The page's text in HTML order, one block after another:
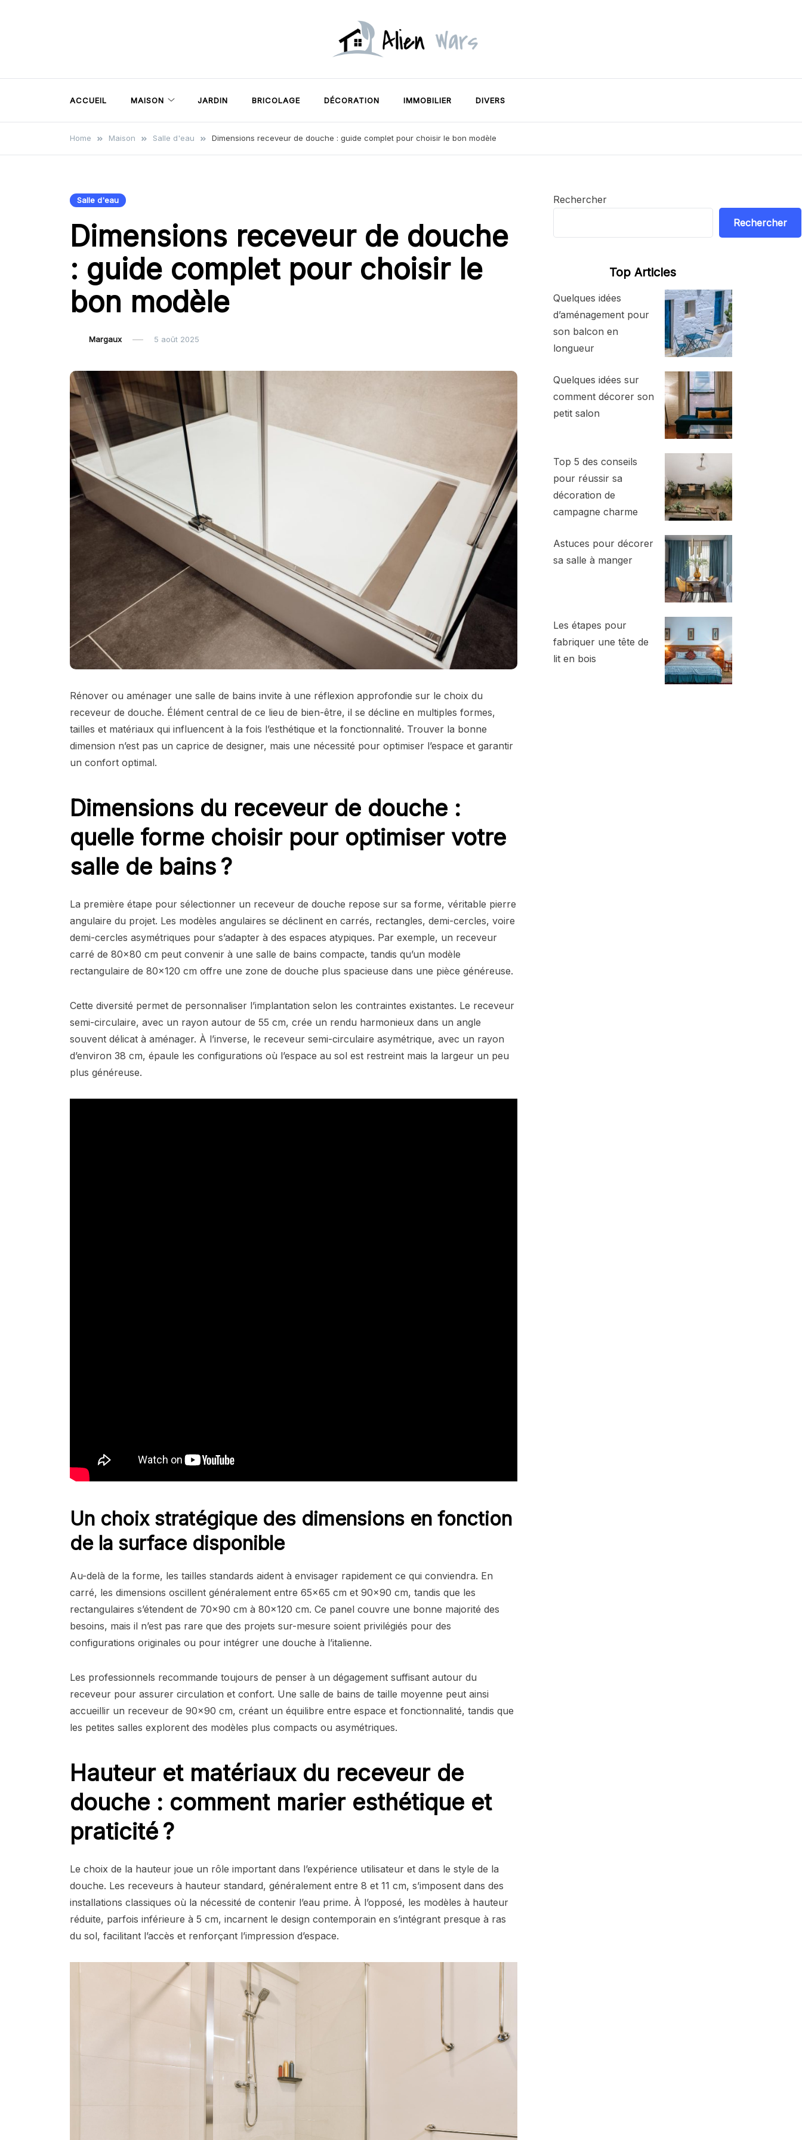
Alien Wars
ACCUEIL MAISON JARDIN BRICOLAGE DÉCORATION IMMOBILIER DIVERS
Home Maison Salle d'eau Dimensions receveur de douche : guide complet pour choisir le bon modèle
Salle d'eau
Dimensions receveur de douche
: guide complet pour choisir le
bon modèle
Margaux 5 août 2025
Rénover ou aménager une salle de bains invite à une réflexion approfondie sur le choix du
receveur de douche. Élément central de ce lieu de bien-être, il se décline en multiples formes,
tailles et matériaux qui influencent à la fois l’esthétique et la fonctionnalité. Trouver la bonne
dimension n’est pas un caprice de designer, mais une nécessité pour optimiser l’espace et garantir
un confort optimal.
Dimensions du receveur de douche :
quelle forme choisir pour optimiser votre
salle de bains ?
La première étape pour sélectionner un receveur de douche repose sur sa forme, véritable pierre
angulaire du projet. Les modèles angulaires se déclinent en carrés, rectangles, demi-cercles, voire
demi-cercles asymétriques pour s’adapter à des espaces atypiques. Par exemple, un receveur
carré de 80×80 cm peut convenir à une salle de bains compacte, tandis qu’un modèle
rectangulaire de 80×120 cm offre une zone de douche plus spacieuse dans une pièce généreuse.
Cette diversité permet de personnaliser l’implantation selon les contraintes existantes. Le receveur
semi-circulaire, avec un rayon autour de 55 cm, crée un rendu harmonieux dans un angle
souvent délicat à aménager. À l’inverse, le receveur semi-circulaire asymétrique, avec un rayon
d’environ 38 cm, épaule les configurations où l’espace au sol est restreint mais la largeur un peu
plus généreuse.
Un choix stratégique des dimensions en fonction
de la surface disponible
Au-delà de la forme, les tailles standards aident à envisager rapidement ce qui conviendra. En
carré, les dimensions oscillent généralement entre 65×65 cm et 90×90 cm, tandis que les
rectangulaires s’étendent de 70×90 cm à 80×120 cm. Ce panel couvre une bonne majorité des
besoins, mais il n’est pas rare que des projets sur-mesure soient privilégiés pour des
configurations originales ou pour intégrer une douche à l’italienne.
Les professionnels recommande toujours de penser à un dégagement suffisant autour du
receveur pour assurer circulation et confort. Une salle de bains de taille moyenne peut ainsi
accueillir un receveur de 90×90 cm, créant un équilibre entre espace et fonctionnalité, tandis que
les petites salles explorent des modèles plus compacts ou asymétriques.
Hauteur et matériaux du receveur de
douche : comment marier esthétique et
praticité ?
Le choix de la hauteur joue un rôle important dans l’expérience utilisateur et dans le style de la
douche. Les receveurs à hauteur standard, généralement entre 8 et 11 cm, s’imposent dans des
installations classiques où la nécessité de contenir l’eau prime. À l’opposé, les modèles à hauteur
réduite, parfois inférieure à 5 cm, incarnent le design contemporain en s’intégrant presque à ras
du sol, facilitant l’accès et renforçant l’impression d’espace.
Rechercher
Rechercher
Top Articles
Quelques idées
d’aménagement pour
son balcon en
longueur
Quelques idées sur
comment décorer son
petit salon
Top 5 des conseils
pour réussir sa
décoration de
campagne charme
Astuces pour décorer
sa salle à manger
Les étapes pour
fabriquer une tête de
lit en bois